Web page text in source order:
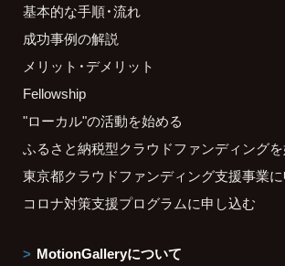
基本的な手順・流れ
成功事例の解説
メリット・デメリット
Fellowship
"ローカル"の活動を始める
ふるさと納税型クラウドファンディング
東京都クラウドファンディング支援事業
コロナ対策支援プログラムに申し込む
MotionGalleryについて